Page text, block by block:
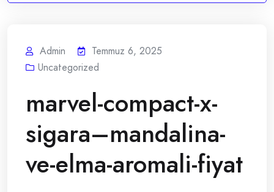
Admin
Temmuz 6, 2025
Uncategorized
marvel-compact-x-
sigara–mandalina-
ve-elma-aromali-fiyat